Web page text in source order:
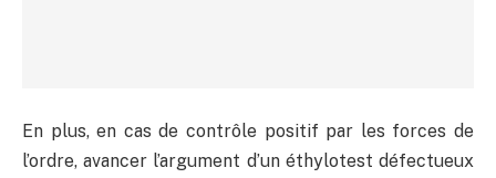
En plus, en cas de contrôle positif par les forces de
l’ordre, avancer l’argument d’un éthylotest défectueux